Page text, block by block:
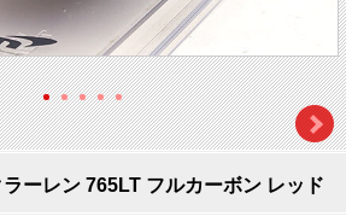
ーレン 765LT フルカーボン レッド